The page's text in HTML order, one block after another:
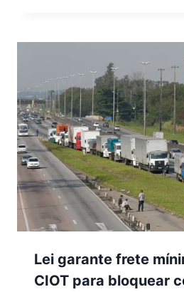
Lei garante frete
CIOT para bloquear